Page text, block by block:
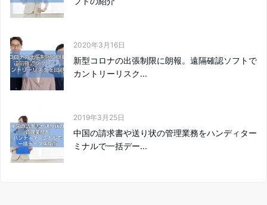
2020年3月16日
新型コロナの出張制限に朗報。遠隔確認ソフトで
カントリーリスク...
2019年3月25日
中国の請求書や送り状の管理業務をハンディター
ミナルで一括デー...